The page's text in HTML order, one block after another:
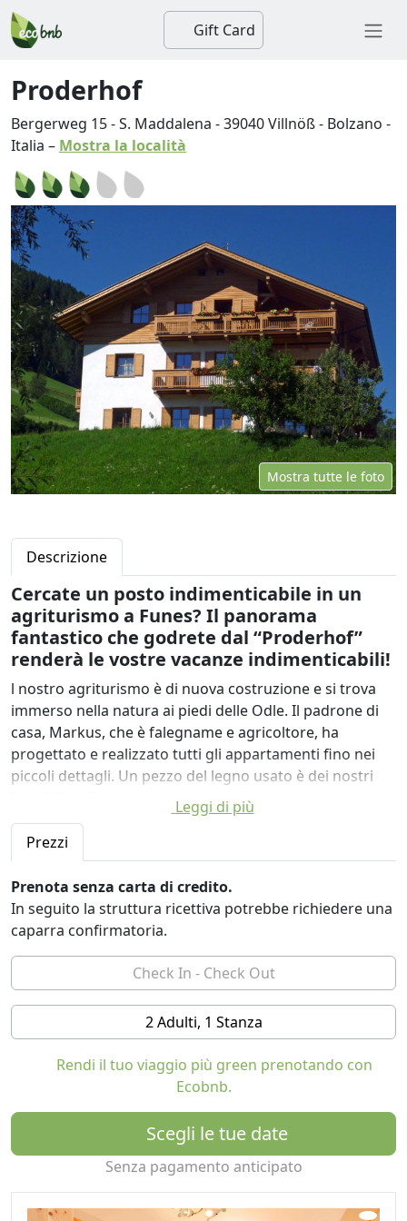
Gift Card
Proderhof
Bergerweg 15 - S. Maddalena -39040Villnöß- Bolzano -
Italia – Mostra la località
Mostra tutte le foto
Descrizione
Cercate un posto indimenticabile in un
agriturismo a Funes? Il panorama
fantastico che godrete dal “Proderhof”
renderà le vostre vacanze indimenticabili!
l nostro agriturismo è di nuova costruzione e si trova
immerso nella natura ai piedi delle Odle. Il padrone di
casa, Markus, che è falegname e agricoltore, ha
progettato e realizzato tutti gli appartamenti fino nei
piccoli dettagli. Un pezzo del legno usato è dei nostri
La nostra casa si trova nel centro di S. Maddalena su
1200m altitudine. In pochi minuti (a piedi) raggiungete
tutto ciò che vi occorre per una vacanza in montagna: il
negozio del paese, il Centro Visite del Parco Naturale, la
fermata dell’autobus di linea, sentieri e passeggiate
rilassanti, un negozio di articoli sportivi, ristoranti e in
inverno nostro centro sciistico “Fillerlift” col noleggio di
attrezzature, piste da slittino e sci di fondo.
Dar da mangiare alle mucche, mungere, pulire e
strigliare, dare il latte ai vitellini, portare l’acqua pulita
alle galline e raccogliere le uova,..sono attività che i
vostri bambini potranno fare. Anche i gatti, i conigli e i
nostri capretti “Zilli e Lilli” possono essere toccati e
accarezzati. Attrezzature e strumenti per il lavoro in
stalla per i piccoli e i grandi ospiti sono a vostra
Abbiamo un parco giochi con lo scivolo, l’altalena, asta
Leggi di più
Prezzi
Prenota senza carta di credito.
In seguito la struttura ricettiva potrebbe richiedere una
caparra confirmatoria.
2 Adulti, 1 Stanza
Rendi il tuo viaggio più green prenotando con
Ecobnb.
Scegli le tue date
Senza pagamento anticipato